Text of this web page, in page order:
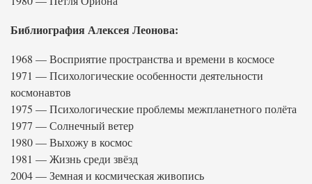
Библиография Алексея Леонова:
1968 — Восприятие пространства и времени в космосе
1971 — Психологические особенности деятельности
космонавтов
1975 — Психологические проблемы межпланетного полёта
1977 — Солнечный ветер
1980 — Выхожу в космос
1981 — Жизнь среди звёзд
2004 — Земная и космическая живопись